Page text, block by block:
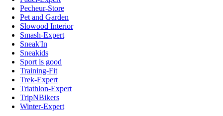
Pecheur-Store
Pet and Garden
Slowood Interior
Smash-Expert
Sneak'In
Sneakids
Sport is good
Training-Fit
Trek-Expert
Triathlon-Expert
TripNBikers
Winter-Expert